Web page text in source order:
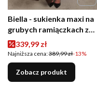
Biella - sukienka maxi na
grubych ramiączkach z
rozcięciem i różami
brązowa
Cena promocyjna
339,99 zł
Najniższa cena:389,99 zł-13%
Zobacz produkt